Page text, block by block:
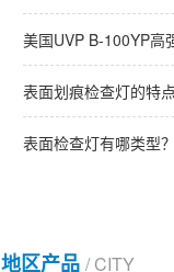
美国UVP B-100YP高
表面划痕检查灯的特
表面检查灯有哪类型
地区产品 / CITY